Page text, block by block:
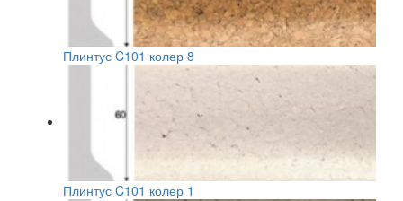
Плинтус C101 колер 8
Плинтус C101 колер 1